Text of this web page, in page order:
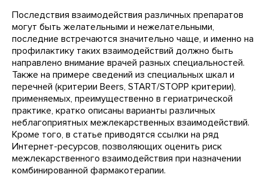
Последствия взаимодействия различных препаратов
могут быть желательными и нежелательными,
последние встречаются значительно чаще, и именно на
профилактику таких взаимодействий должно быть
направлено внимание врачей разных специальностей.
Также на примере сведений из специальных шкал и
перечней (критерии Beers, START/STOPP критерии),
применяемых, преимущественно в гериатрической
практике, кратко описаны варианты различных
неблагоприятных межлекарственных взаимодействий.
Кроме того, в статье приводятся ссылки на ряд
Интернет-ресурсов, позволяющих оценить риск
межлекарственного взаимодействия при назначении
комбинированной фармакотерапии.